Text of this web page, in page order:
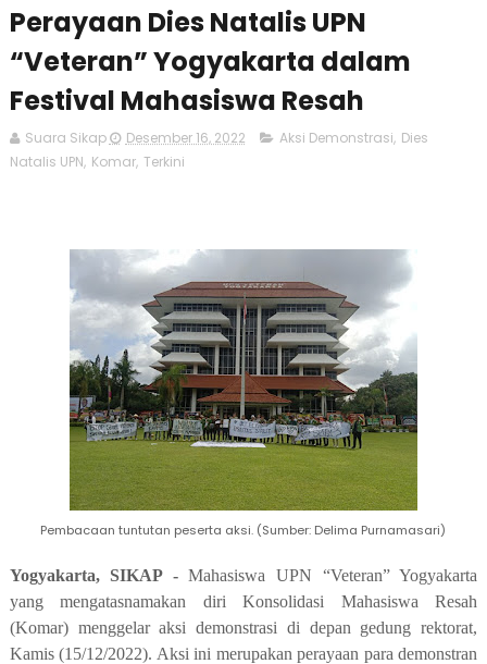
Perayaan Dies Natalis UPN
“Veteran” Yogyakarta dalam
Festival Mahasiswa Resah
Suara Sikap Desember 16, 2022 Aksi Demonstrasi, Dies
Natalis UPN, Komar, Terkini
Pembacaan tuntutan peserta aksi. (Sumber: Delima Purnamasari)
Yogyakarta, SIKAP -Mahasiswa UPN “Veteran” Yogyakarta
yang mengatasnamakan diri Konsolidasi Mahasiswa Resah
(Komar) menggelar aksi demonstrasi di depan gedung rektorat,
Kamis (15/12/2022). Aksi ini merupakan perayaan para demonstran